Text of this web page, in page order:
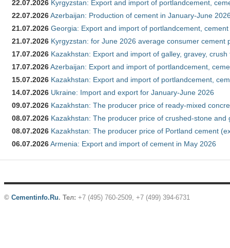
22.07.2026 Kyrgyzstan: Export and import of portlandcement,
22.07.2026Azerbaijan: Production of cement in January-June
21.07.2026 Georgia: Export and import of portlandcement,
21.07.2026 Kyrgyzstan: for June 2026 average consumer cement
17.07.2026 Kazakhstan: Export and import of galley, gravey,
17.07.2026Azerbaijan: Export and import of portlandcement,
15.07.2026 Kazakhstan: Export and import of portlandcement,
14.07.2026 Ukraine: Import and export for January-June 2026
09.07.2026 Kazakhstan: The producer price of ready-mixed
08.07.2026 Kazakhstan: The producer price of crushed-stone and
08.07.2026 Kazakhstan: The producer price of Portland cement
06.07.2026Armenia: Export and import of cement in May 2026
© Cementinfo.Ru. Тел: +7 (495) 760-2509, +7 (499) 394-6731